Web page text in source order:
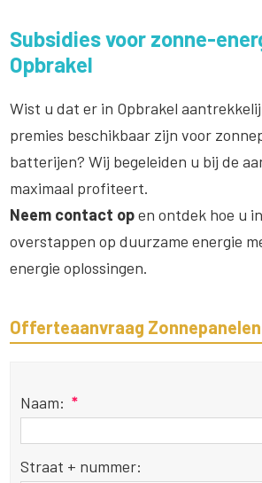
Subsidies voor zonne-
Opbrakel
Wist u dat er in Opbrakel
premies beschikbaar zijn voor
batterijen? Wij begeleiden u bij de
maximaal profiteert.
Neem contact open ontdek hoe u
overstappen op duurzame energie
energie oplossingen.
Offerteaanvraag Zonnepanelen
Naam: *
Straat + nummer: